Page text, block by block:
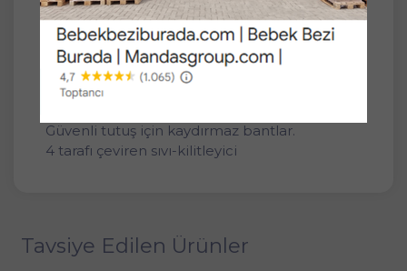
sütünün sızıntı yapmasını engeller.
Gece gündüz güvenilir bir koruma sağlar.
Emici ve rahat giyilebilir.
Gece gündüz güvenli ve kuru.
Maksimum güvenlik için benzersiz sızıntı
Güvenli tutuş için kaydırmaz bantlar.
4 tarafı çeviren sıvı-kilitleyici
Tavsiye Edilen Ürünler